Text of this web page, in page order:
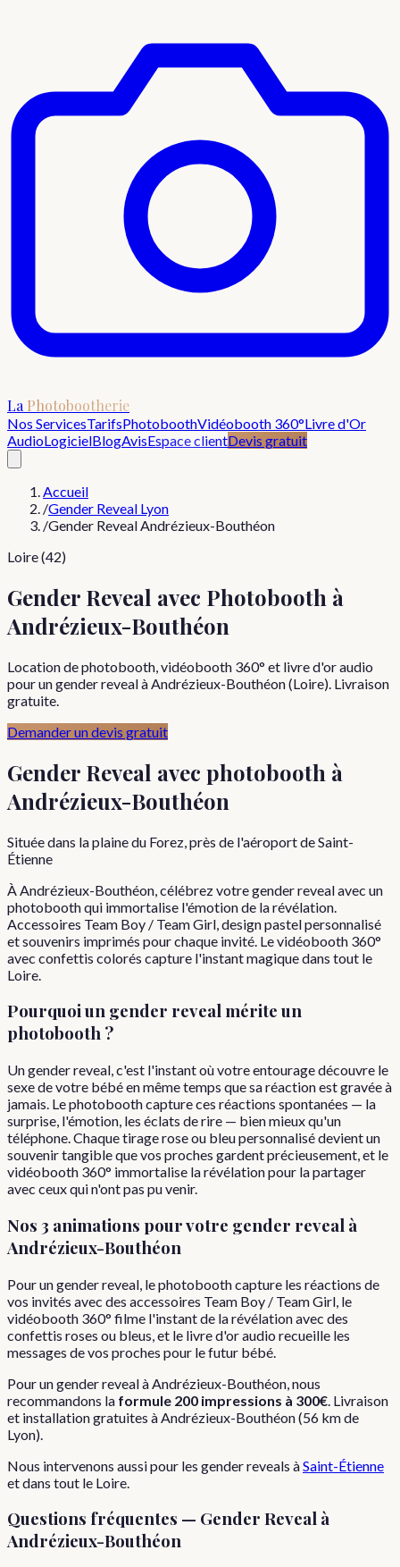
La Photobootherie
Nos ServicesTarifsPhotoboothVidéobooth 360°Livre d'Or
AudioLogicielBlogAvisEspace clientDevis gratuit
Accueil
/Gender Reveal Lyon
/Gender Reveal Andrézieux-Bouthéon
Loire (42)
Gender Reveal avec Photobooth à
Andrézieux-Bouthéon
Location de photobooth, vidéobooth 360° et livre d'or audio
pour un gender reveal à Andrézieux-Bouthéon (Loire). Livraison
gratuite.
Demander un devis gratuit
Gender Reveal avec photobooth à
Andrézieux-Bouthéon
Située dans la plaine du Forez, près de l'aéroport de Saint-
Étienne
À Andrézieux-Bouthéon, célébrez votre gender reveal avec un
photobooth qui immortalise l'émotion de la révélation.
Accessoires Team Boy / Team Girl, design pastel personnalisé
et souvenirs imprimés pour chaque invité. Le vidéobooth 360°
avec confettis colorés capture l'instant magique dans tout le
Loire.
Pourquoiun gender reveal mérite un
photobooth ?
Un gender reveal, c'est l'instant où votre entourage découvre le
sexe de votre bébé en même temps que sa réaction est gravée à
jamais. Le photobooth capture ces réactions spontanées — la
surprise, l'émotion, les éclats de rire — bien mieux qu'un
téléphone. Chaque tirage rose ou bleu personnalisé devient un
souvenir tangible que vos proches gardent précieusement, et le
vidéobooth 360° immortalise la révélation pour la partager
avec ceux qui n'ont pas pu venir.
Nos 3 animations pour votre gender reveal à
Andrézieux-Bouthéon
Pour un gender reveal, le photobooth capture les réactions de
vos invités avec des accessoires Team Boy / Team Girl, le
vidéobooth 360° filme l'instant de la révélation avec des
confettis roses ou bleus, et le livre d'or audio recueille les
messages de vos proches pour le futur bébé.
Pourungender revealà Andrézieux-Bouthéon , nous
recommandons la formule 200 impressions à 300€ . Livraison
et installation gratuites à Andrézieux-Bouthéon(56 km de
Lyon).
Nous intervenons aussi pour les gender reveals àSaint-Étienne
et dans tout le Loire
Questions fréquentes — Gender Reveal à
Andrézieux-Bouthéon